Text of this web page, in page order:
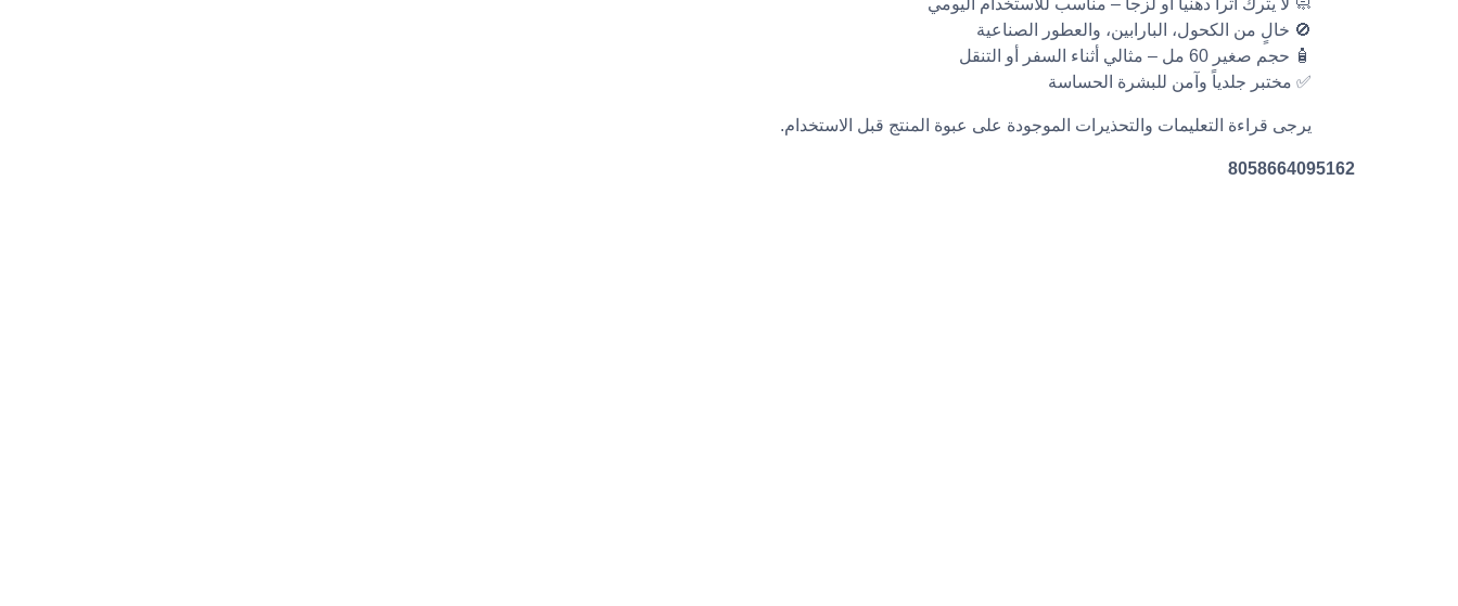
🚫 خالٍ من الكحول، البارابين، والعطور الصناعية
🧴 حجم صغير 60 مل – مثالي أثناء السفر أو التنقل
✅ مختبر جلدياً وآمن للبشرة الحساسة
يرجى قراءة التعليمات والتحذيرات الموجودة على عبوة المنتج قبل الاستخدام.
8058664095162